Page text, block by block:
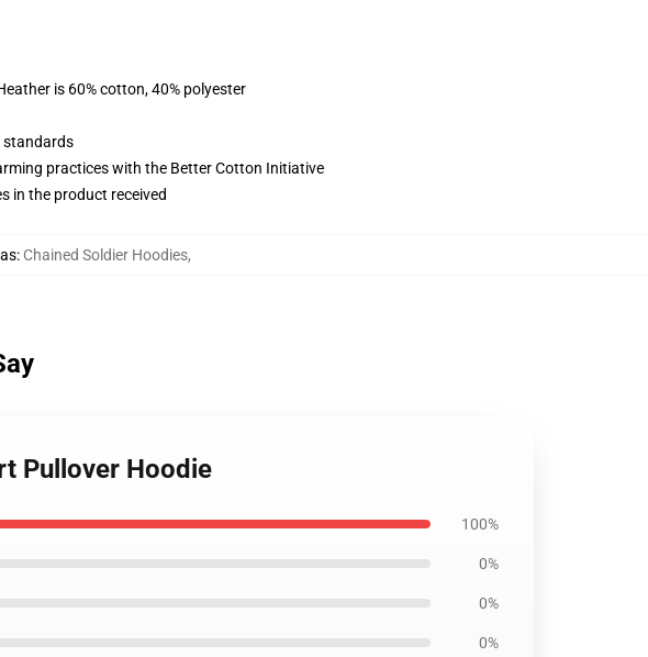
is 60% cotton, 40% polyester
standards
practices with the Better Cotton Initiative
in the product received
: Chained Soldier Hoodies,
Pullover Hoodie
100%
0%
0%
0%